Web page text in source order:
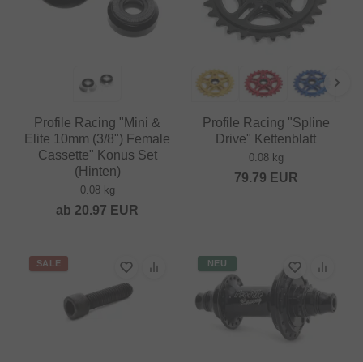
Profile Racing "Mini &
Elite 10mm (3/8") Female
Cassette" Konus Set
(Hinten)
0.08 kg
ab 20.97 EUR
Profile Racing "Spline
Drive" Kettenblatt
0.08 kg
79.79 EUR
SALE NEU